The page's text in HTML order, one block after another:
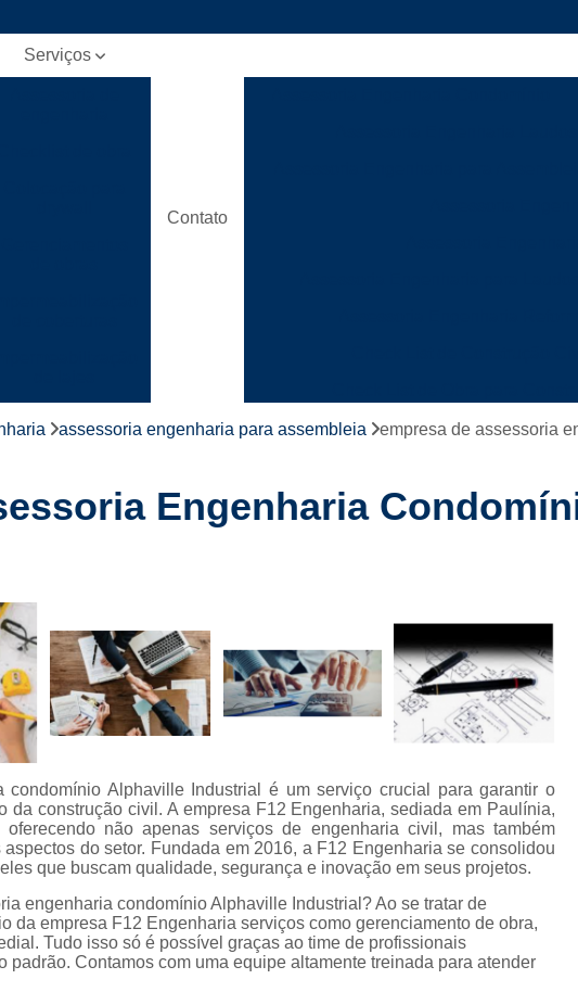
Serviços
hidráulica
Limpeza de
fachadas
Limpeza de
terreno
Limpezas com
hidrojateamento
Manutenção
predial
civis
Manutenções de
fachadas
Montagem de
drywall
Contato
Checklist de Execução de Obra
Checklist de Obra
Colocação de Drywall
Colocação de Forro de
Colocação de Porta em Drywall
Gerenciamento de Obra Civil
Gerenciamento de Obra Predial
Gerenciamento de Obras
Gerenciamento de
Gerenciamento de Obras na
assessoria engenharia para assembleia empresa de assessoria
Engenharia
condomínio Alphaville Industrial é um serviço crucial para garantir o
da construção civil. A empresa F12 Engenharia, sediada em Paulínia,
não apenas serviços de engenharia civil, mas também
do setor. Fundada em 2016, a F12 Engenharia se consolidou
que buscam qualidade, segurança e inovação em seus projetos.
engenharia condomínio Alphaville Industrial? Ao se tratar de
da empresa F12 Engenharia serviços como gerenciamento de obra,
Tudo isso só é possível graças ao time de profissionais
Contamos com uma equipe altamente treinada para atender